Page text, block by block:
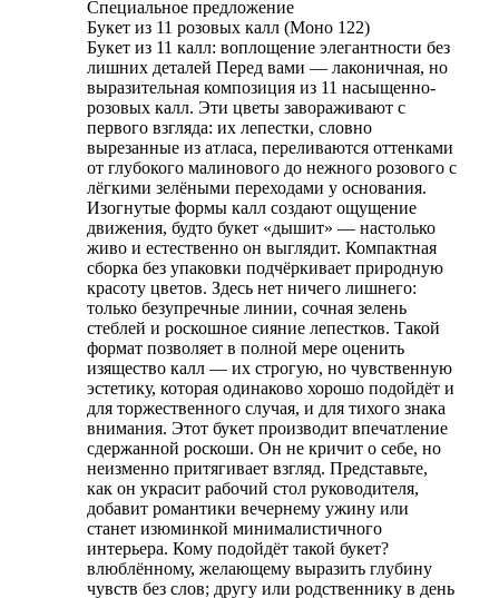
Специальное предложение
Букет из 11 розовых калл (Моно 122)
Букет из 11 калл: воплощение элегантности без
лишних деталей Перед вами — лаконичная, но
выразительная композиция из 11 насыщенно-
розовых калл. Эти цветы завораживают с
первого взгляда: их лепестки, словно
вырезанные из атласа, переливаются оттенками
от глубокого малинового до нежного розового с
лёгкими зелёными переходами у основания.
Изогнутые формы калл создают ощущение
движения, будто букет «дышит» — настолько
живо и естественно он выглядит. Компактная
сборка без упаковки подчёркивает природную
красоту цветов. Здесь нет ничего лишнего:
только безупречные линии, сочная зелень
стеблей и роскошное сияние лепестков. Такой
формат позволяет в полной мере оценить
изящество калл — их строгую, но чувственную
эстетику, которая одинаково хорошо подойдёт и
для торжественного случая, и для тихого знака
внимания. Этот букет производит впечатление
сдержанной роскоши. Он не кричит о себе, но
неизменно притягивает взгляд. Представьте,
как он украсит рабочий стол руководителя,
добавит романтики вечернему ужину или
станет изюминкой минималистичного
интерьера. Кому подойдёт такой букет?
влюблённому, желающему выразить глубину
чувств без слов; другу или родственнику в день